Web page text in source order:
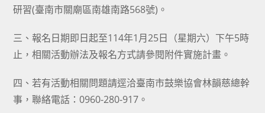
研習(臺南市關廟區南雄南路568號)。
三、報名日期即日起至114年1月25日（星期六）下午5時
止，相關活動辦法及報名方式請參閱附件實施計畫。
四、若有活動相關問題請逕洽臺南市鼓樂協會林韻慈總幹
事，聯絡電話：0960-280-917。